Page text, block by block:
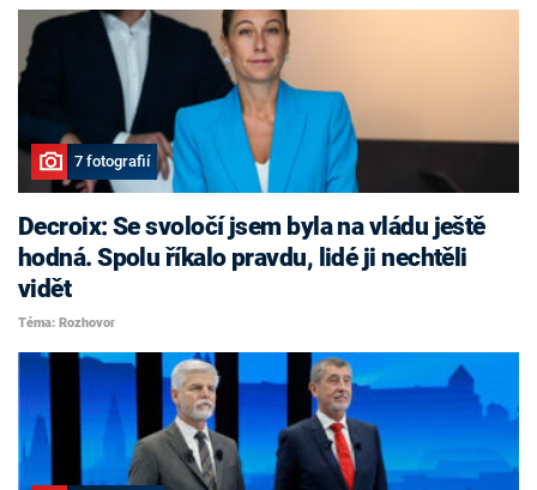
7 fotografií
Decroix: Se svoločí jsem byla na vládu ještě
hodná. Spolu říkalo pravdu, lidé ji nechtěli
vidět
Téma: Rozhovor